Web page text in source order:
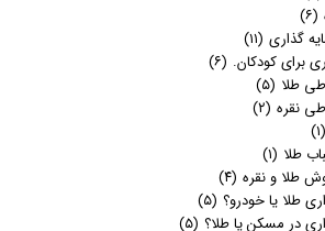
(۶)
گذاری (۱۱)
برای کودکان. (۶)
طلا (۵)
نقره (۲)
(۱)
طلا (۱)
طلا و نقره (۴)
طلا یا خودرو؟ (۵)
در مسکن یا طلا؟ (۵)